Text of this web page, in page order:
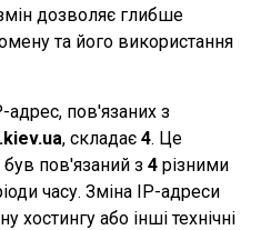
змін дозволяє глибше
та його використання
адрес, пов'язаних з
, складає 4. Це
пов'язаний з 4 різними
часу. Зміна IP-адреси
хостингу або інші технічні